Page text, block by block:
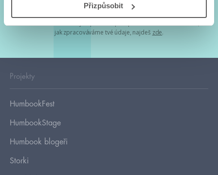
Přizpůsobit
Tvá e-mailová adresa je u nás v bezpečí. Přečti si
jak zpracováváme tvé údaje, najdeš zde.
Projekty
HumbookFest
HumbookStage
Humbook blogeři
Storki